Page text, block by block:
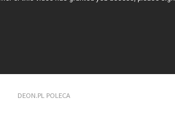
DEON.PL POLECA